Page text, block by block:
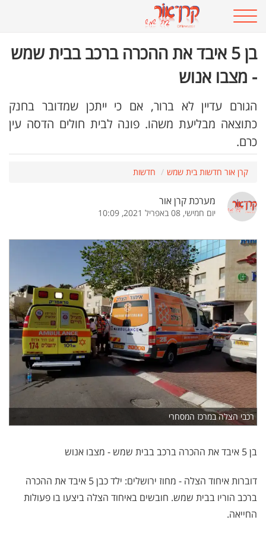
בן 5 איבד את ההכרה ברכב בבית שמש
- מצבו אנוש
הגורם עדיין לא ברור, אם כי ייתכן שמדובר בחנק
כתוצאה מבליעת משהו. פונה לבית חולים הדסה עין
כרם.
קרן אור חדשות בית שמש חדשות
מערכת קרן אור
יום חמישי, 08 באפריל 2021, 10:09
רכבי הצלה במרכז המסחרי
בן 5 איבד את ההכרה ברכב בבית שמש - מצבו אנוש
דוברות איחוד הצלה - מחוז ירושלים: ילד כבן 5 איבד את ההכרה
ברכב הוריו בבית שמש. חובשים באיחוד הצלה ביצעו בו פעולות
החייאה.